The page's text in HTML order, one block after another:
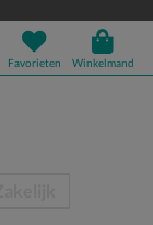
Favorieten Winkelmand